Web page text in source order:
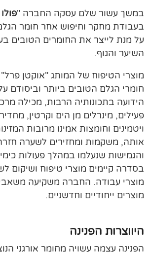
במשך עשור שלם עסקה החברה "
בעבודת מחקר וחיפוש אחר חומר
על מנת לייצר את החומרים הטובים
השיער והגוף.
מוצרי הטיפוח של המותג "אוקטן
חומרי הגלם הטובים ביותר וביסודם
הידועה בתכונותיה הרבות, מכילה
פעילים, מינרלים מן הים וקרטין,
ויטמינים וחומצות אמינו מרובות
אותה, משקמות ומחזירים לשערה
והגמישות שנעלמו במהלך פעולות
בסדרה קיימים מוצרי טיפוח ושיקום
מוצרי עבודה. החברה משקיעה
מוצרים ייחודיים וחדשניים.
היווצרות הפנינה
הפנינה עצמה עשויה מחומר אורגני